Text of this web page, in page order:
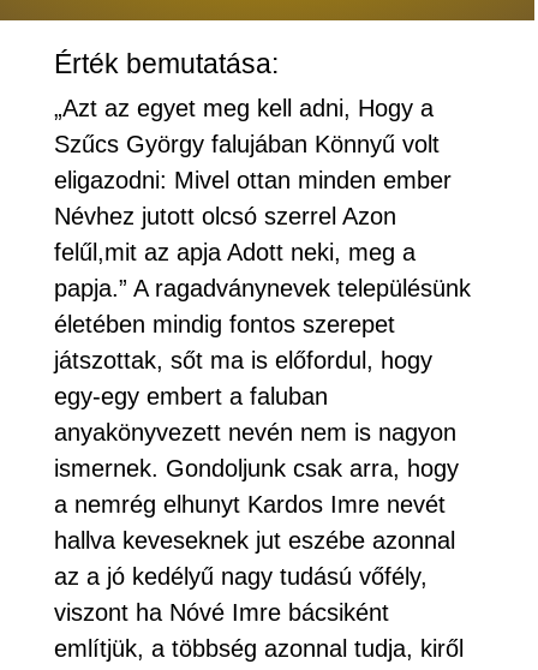
Érték bemutatása:
„Azt az egyet meg kell adni, Hogy a
Szűcs György falujában Könnyű volt
eligazodni: Mivel ottan minden ember
Névhez jutott olcsó szerrel Azon
felűl,mit az apja Adott neki, meg a
papja.” A ragadványnevek településünk
életében mindig fontos szerepet
játszottak, sőt ma is előfordul, hogy
egy-egy embert a faluban
anyakönyvezett nevén nem is nagyon
ismernek. Gondoljunk csak arra, hogy
a nemrég elhunyt Kardos Imre nevét
hallva keveseknek jut eszébe azonnal
az a jó kedélyű nagy tudású vőfély,
viszont ha Nóvé Imre bácsiként
említjük, a többség azonnal tudja, kiről